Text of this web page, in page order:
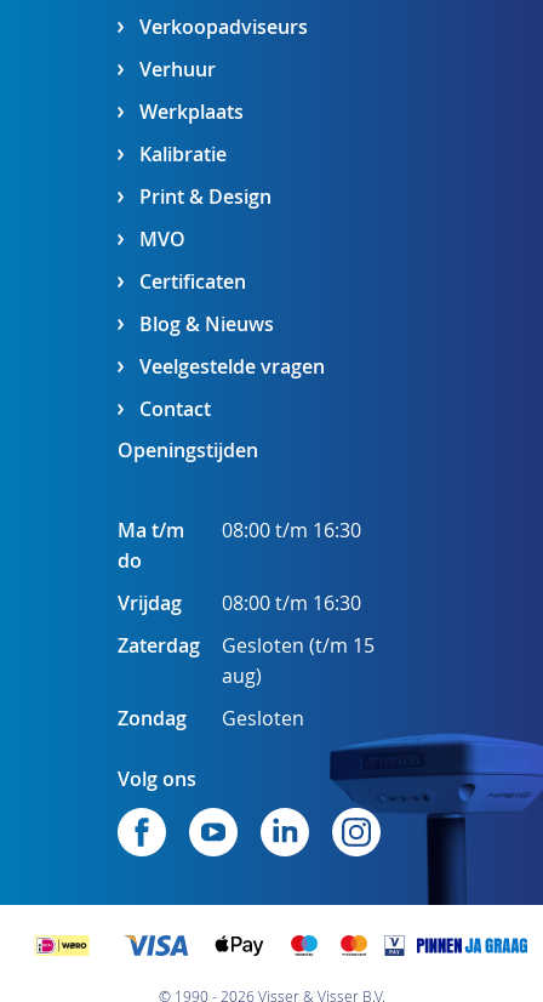
Verkoopadviseurs
Verhuur
Werkplaats
Kalibratie
Print & Design
MVO
Certificaten
Blog & Nieuws
Veelgestelde vragen
Contact
Openingstijden
Ma t/m
do
08:00 t/m 16:30
Vrijdag
08:00 t/m 16:30
Zaterdag
Gesloten (t/m 15
aug)
Zondag
Gesloten
Volg ons
© 1990 - 2026 Visser & Visser B.V.